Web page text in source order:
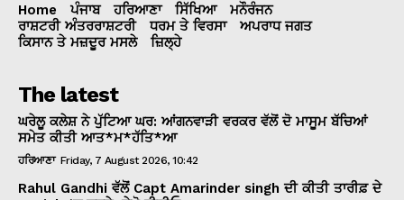
Home ਪੰਜਾਬ ਹਰਿਆਣਾ ਸਿੱਖਿਆ
ਮਨੌਰੰਜਨ
ਰਾਸ਼ਟਰੀ ਅੰਤਰਰਾਸ਼ਟਰੀ
ਧਰਮ ਤੇ ਵਿਰਸਾ
ਅਪਰਾਧ ਜਗਤ
ਕਿਸਾਨ ਤੇ ਮਜ਼ਦੂਰ ਮਸਲੇ
ਜ਼ਿਲ੍ਹੇ
The latest
ਘਰੇਲੂ ਕਲੇਸ਼ ਨੇ ਪੁੱਟਿਆ ਘਰ: ਆਂਗਨਵਾੜੀ ਵਰਕਰ ਵੱਲੋਂ ਦੋ ਮਾਸੂਮ ਬੱਚਿਆਂ
ਸਮੇਤ ਕੀਤੀ ਆਤ*ਮ*ਹੱਤਿ*ਆ
ਹਰਿਆਣਾ Friday, 7 August 2026, 10:42
Rahul Gandhi ਵੱਲੋਂ Capt Amarinder singh ਦੀ ਕੀਤੀ ਤਾਰੀਫ਼ ਦੇ